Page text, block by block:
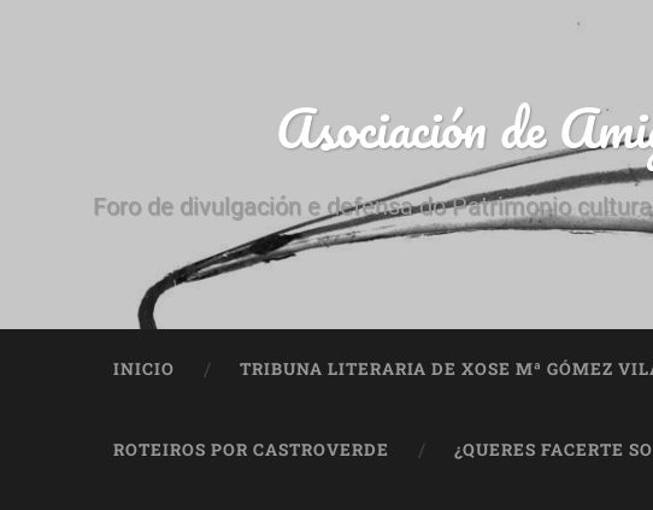
Asociación de
Foro de divulgación e defensa do Patrimonio
INICIO TRIBUNA LITERARIA DE XOSE Mª GÓMEZ
ROTEIROS POR CASTROVERDE ¿QUERES FACERTE